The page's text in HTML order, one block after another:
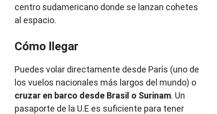
centro sudamericano donde se lanzan cohetes
al espacio.
Cómo llegar
Puedes volar directamente desde París (uno de
los vuelos nacionales más largos del mundo) o
cruzar en barco desde Brasil o Surinam. Un
pasaporte de la U.E es suficiente para tener